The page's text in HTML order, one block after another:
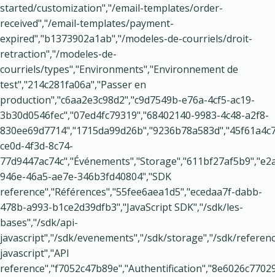
started/customization","/email-templates/order-
received","/email-templates/payment-
expired","b1373902a1ab","/modeles-de-courriels/droit-
retraction","/modeles-de-
courriels/types","Environments","Environnement de
test","214c281fa06a","Passer en
production","c6aa2e3c98d2","c9d7549b-e76a-4cf5-ac19-
3b30d0546fec","07ed4fc79319","68402140-9983-4c48-a2f8-
ce0d-4f3d-8c74-
946e-46a5-ae7e-346b3fd40804","SDK
reference","Références","55fee6aea1d5","ecedaa7f-dabb-
478b-a993-b1ce2d39dfb3","JavaScript SDK","/sdk/les-
bases","/sdk/api-
javascript","/sdk/evenements","/sdk/storage","/sdk/
javascript","API